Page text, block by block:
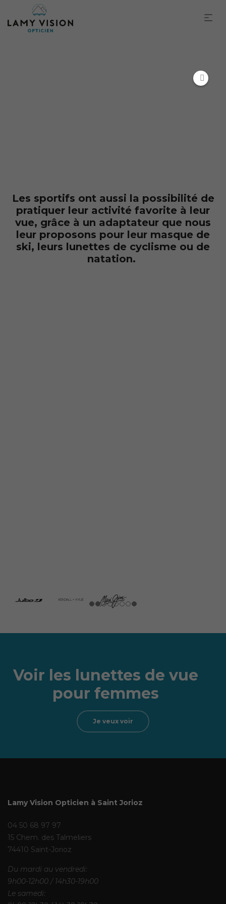
Les sportifs ont aussi la possibilité de
pratiquer leur activité favorite à leur
vue, grâce à un adaptateur que nous
leur proposons pour leur masque de
ski, leurs lunettes de cyclisme ou de
natation.
Voir les lunettes de vue
pour femmes
Je veux voir
Lamy Vision Opticien à Saint Jorioz
04 50 68 97 97
15 Chem. des Talmeliers
74410 Saint-Jorioz
Du mardi au vendredi:
9h00-12h00 / 14h30-19h00
Le samedi: